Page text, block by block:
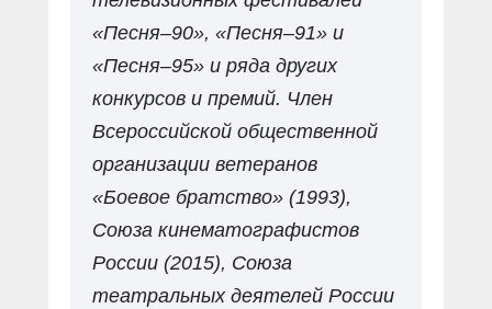
«Песня–90», «Песня–91» и
«Песня–95» и ряда других
конкурсов и премий. Член
Всероссийской общественной
организации ветеранов
«Боевое братство» (1993),
Союза кинематографистов
России (2015), Союза
театральных деятелей России